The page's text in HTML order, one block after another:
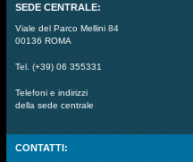
SEDE CENTRALE:
Viale del Parco Mellini 84
00136 ROMA
Tel. (+39) 06 355331
Telefoni e indirizzi
della sede centrale
CONTATTI: